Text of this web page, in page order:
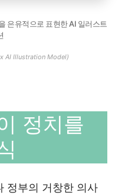
은유적으로 표현한 AI 일러스트
AI Illustration Model)
정치를
정부의 거창한 의사